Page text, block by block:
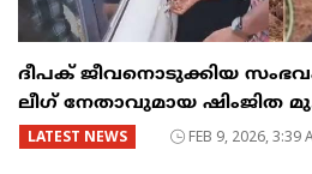
ദീപക് ജീവനൊടുക്കിയ
ലീഗ് നേതാവുമായ ഷിംജിത
LATEST NEWS FEB 9, 2026, 3:39